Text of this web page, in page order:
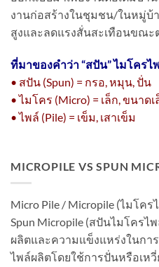
งานก่อสร้างในชุมชน/ในหมู่บ้
สูงและลดแรงสั่นสะเทือนขณะ
ที่มาของคำว่า “สปัน” ไมโครไ
• สปัน (Spun) = กรอ, หมุน, ปั่น
• ไมโคร (Micro) = เล็ก, ขนาดเ
• ไพล์ (Pile) = เข็ม, เสาเข็ม
MICROPILE VS SPUN
Micro Pile / Micropile (ไมโคร
Spun Micropile (สปันไมโคร
ผลิตและความแข็งแหร่งในกา
ไพล์ผลิตโดยใช้การปั่นหรือเหวี่